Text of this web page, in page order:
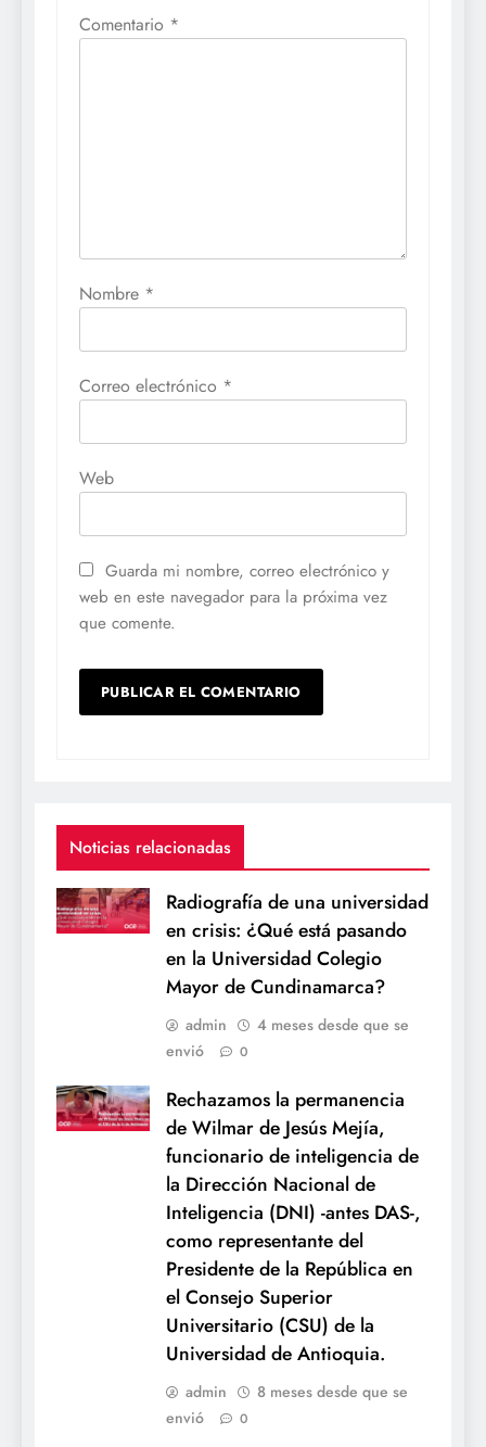
Comentario *
Nombre *
Correo electrónico *
Web
Guarda mi nombre, correo electrónico y
web en este navegador para la próxima vez
que comente.
Noticias relacionadas
Radiografía de una universidad
en crisis: ¿Qué está pasando
en la Universidad Colegio
Mayor de Cundinamarca?
admin
4 meses desde que se
envió
0
Rechazamos la permanencia
de Wilmar de Jesús Mejía,
funcionario de inteligencia de
la Dirección Nacional de
Inteligencia (DNI) -antes DAS-,
como representante del
Presidente de la República en
el Consejo Superior
Universitario (CSU) de la
Universidad de Antioquia.
admin
8 meses desde que se
envió
0